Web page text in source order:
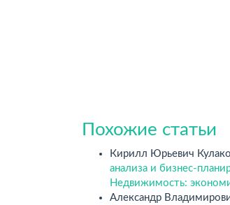
Похожие статьи
Кирилл Юрьевич
анализа и бизнес-
Недвижимость:
Александр